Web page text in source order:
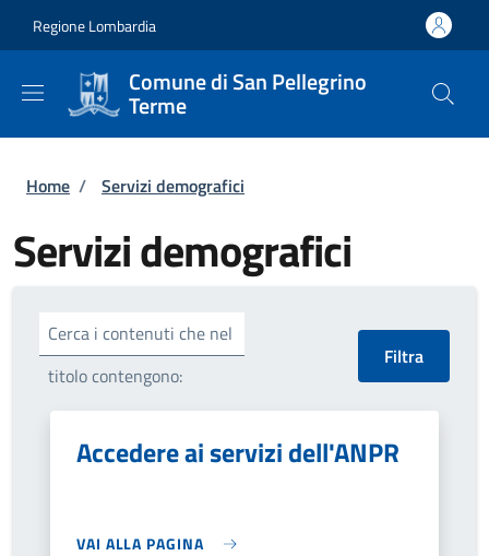
Regione Lombardia
Comune di San Pellegrino
Terme
Briciole di pane
Home / Servizi demografici
Servizi demografici
Cerca i contenuti che nel
titolo contengono:
Accedere ai servizi dell'ANPR
VAI ALLA PAGINA